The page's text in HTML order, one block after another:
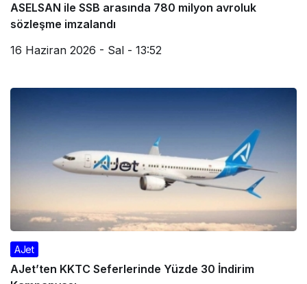
ASELSAN ile SSB arasında 780 milyon avroluk
sözleşme imzalandı
16 Haziran 2026 - Sal - 13:52
AJet
AJet’ten KKTC Seferlerinde Yüzde 30 İndirim